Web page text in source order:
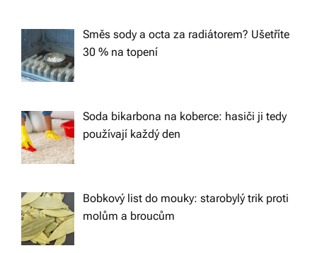
Směs sody a octa za radiátorem? Ušetříte
30 % na topení
Soda bikarbona na koberce: hasiči ji tedy
používají každý den
Bobkový list do mouky: starobylý trik proti
molům a broucům